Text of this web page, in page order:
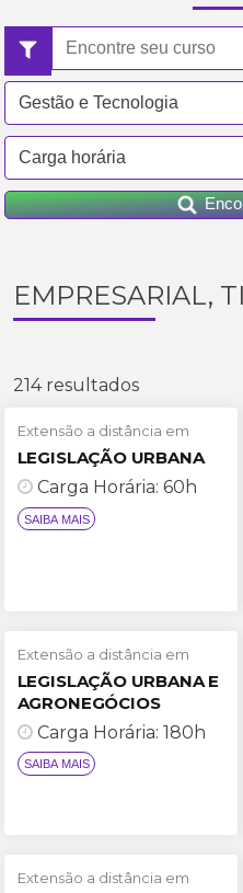
EMPRESARIAL,
214 resultados
Extensão a distância em
LEGISLAÇÃO URBANA
Carga Horária: 60h
Extensão a distância em
LEGISLAÇÃO URBANA E
AGRONEGÓCIOS
Carga Horária: 180h
Extensão a distância em